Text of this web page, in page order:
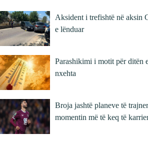
Aksident i trefishtë në aksin
e lënduar
Parashikimi i motit për ditën
nxehta
Broja jashtë planeve të
momentin më të keq të